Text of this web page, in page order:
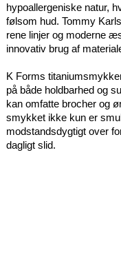
hypoallergeniske natur,
følsom hud. Tommy
rene linjer og moderne
innovativ brug af
K Forms
på både holdbarhed og
kan omfatte brocher og
smykket ikke kun er
modstandsdygtigt over
dagligt slid.